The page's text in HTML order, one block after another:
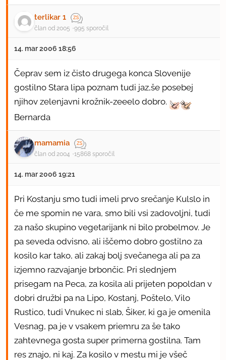
terlikar 1
član od 2005 995 sporočil
14. mar 2006 18:56
Čeprav sem iz čisto drugega konca Slovenije
gostilno Stara lipa poznam tudi jaz,še posebej
njihov zelenjavni krožnik-zeeelo dobro.
Bernarda
mamamia
član od 2004 15868 sporočil
14. mar 2006 19:21
Pri Kostanju smo tudi imeli prvo srečanje Kulslo in
če me spomin ne vara, smo bili vsi zadovoljni, tudi
za našo skupino vegetarijank ni bilo probelmov. Je
pa seveda odvisno, ali iščemo dobro gostilno za
kosilo kar tako, ali zakaj bolj svečanega ali pa za
izjemno razvajanje brbončic. Pri slednjem
prisegam na Peca, za kosila ali prijeten popoldan v
dobri družbi pa na Lipo, Kostanj, Poštelo, Vilo
Rustico, tudi Vnukec ni slab, Šiker, ki ga je omenila
Vesnag, pa je v vsakem priemru za še tako
zahtevnega gosta super primerna gostilna. Tam
res znajo, ni kaj. Za kosilo v mestu mi je všeč